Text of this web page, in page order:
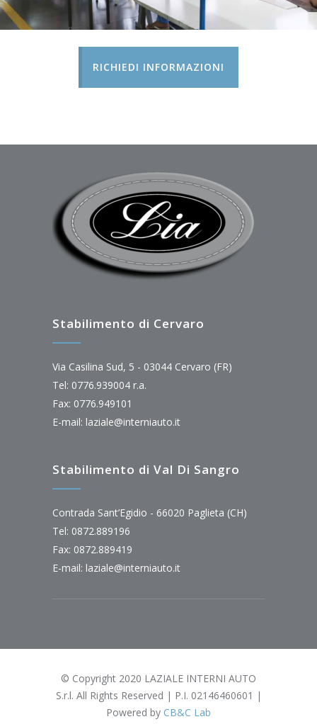
RICHIEDI INFORMAZIONI
Stabilimento di Cervaro
Via Casilina Sud, 5 - 03044 Cervaro (FR)
Tel: 0776.939004 r.a.
Fax: 0776.949101
E-mail: laziale@interniauto.it
Stabilimento di Val Di Sangro
Contrada Sant’Egidio - 66020 Paglieta (CH)
Tel: 0872.889196
Fax: 0872.889419
E-mail: laziale@interniauto.it
© Copyright 2020 LAZIALE INTERNI AUTO
S.r.l. All Rights Reserved | P.I. 02146460601 |
Powered by CB&C Lab